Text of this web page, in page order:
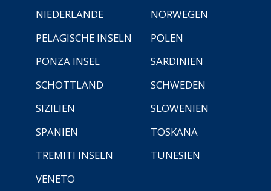
NIEDERLANDE
NORWEGEN
PELAGISCHE INSELN
POLEN
PONZA INSEL
SARDINIEN
SCHOTTLAND
SCHWEDEN
SIZILIEN
SLOWENIEN
SPANIEN
TOSKANA
TREMITI INSELN
TUNESIEN
VENETO